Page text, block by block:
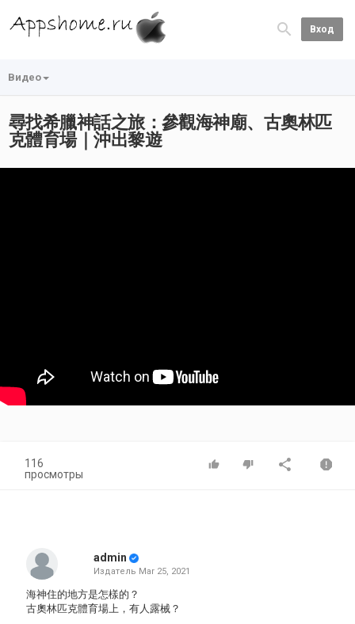
Вход
Видео
尋找希臘神話之旅：參觀海神廟、古奧林匹
克體育場｜沖出黎遊
116
просмотры
admin
Издатель Mar 25, 2021
海神住的地方是怎樣的？
古奧林匹克體育場上，有人露械？